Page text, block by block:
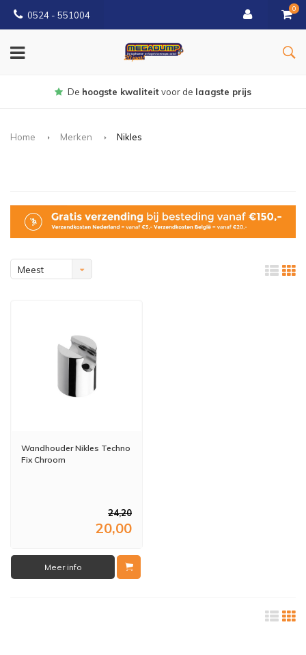
0524 - 551004
0
De hoogste kwaliteitvoor de laagste prijs
Home Merken Nikles
Meest
Wandhouder Nikles Techno
Fix Chroom
24,20
20,00
Meer info